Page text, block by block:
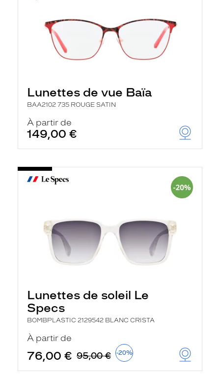
Lunettes de vue Baïa
BAA2102 735 ROUGE SATIN
À partir de
149,00 €
Lunettes de soleil Le
Specs
BOMBPLASTIC 2129542 BLANC CRISTA
À partir de
76,00 € 95,00 € -20%